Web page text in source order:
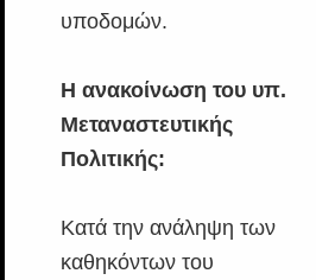
υποδομών.
Η ανακοίνωση του υπ.
Μεταναστευτικής
Πολιτικής:
Κατά την ανάληψη των
καθηκόντων του